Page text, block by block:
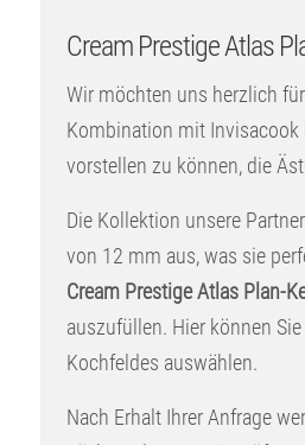
Cream Prestige Atlas
Wir möchten uns herzlich
Kombination mit Invisacook
vorstellen zu können, die
Die Kollektion unsere
von 12 mm aus, was sie
Cream Prestige Atlas Plan-
auszufüllen. Hier können
Kochfeldes auswählen.
Nach Erhalt Ihrer Anfrage